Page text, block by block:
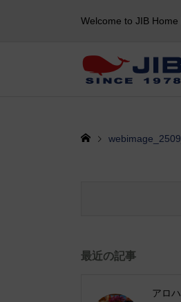
Welcome to JIB Home
最近の記事
アロ